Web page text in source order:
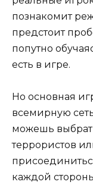
познакомит
предстоит
попутно
есть в игре.
Но основная
всемирную
можешь
террористов
каждой